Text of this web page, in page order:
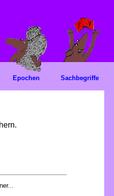
Epochen Sachbegriffe